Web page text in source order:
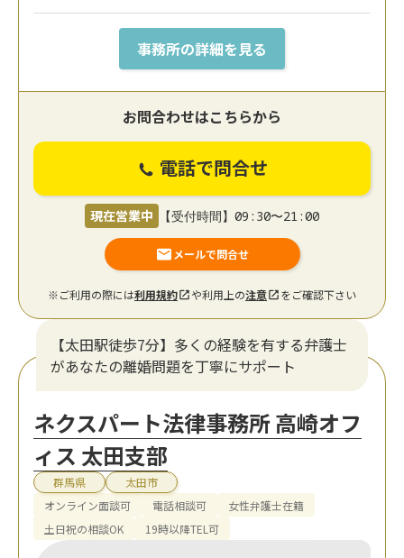
事務所の詳細を見る
お問合わせはこちらから
電話で問合せ
現在営業中 【受付時間】09:30〜21:00
メールで問合せ
※ご利用の際には利用規約 や利用上の注意 をご確認下さい
【太田駅徒歩7分】多くの経験を有する弁護士
があなたの離婚問題を丁寧にサポート
ネクスパート法律事務所 高崎オフ
ィス 太田支部
群馬県
太田市
オンライン面談可
電話相談可
女性弁護士在籍
土日祝の相談OK
19時以降TEL可